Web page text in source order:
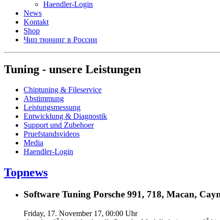
Haendler-Login
News
Kontakt
Shop
Чип тюнинг в России
Tuning - unsere Leistungen
Chiptuning & Fileservice
Abstimmung
Leistungsmessung
Entwicklung & Diagnostik
Support und Zubehoer
Pruefstandsvideos
Media
Haendler-Login
Topnews
Software Tuning Porsche 991, 718, Macan,
Friday, 17. November 17, 00:00 Uhr